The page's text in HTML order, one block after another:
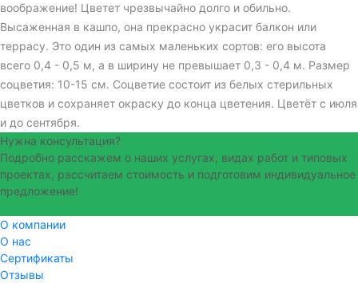
воображение! Цветет чрезвычайно долго и обильно.
Высаженная в кашпо, она прекрасно украсит балкон или
террасу. Это один из самых маленьких сортов: его высота
всего 0,4 - 0,5 м, а в ширину не превышает 0,3 - 0,4 м. Размер
соцветия: 10-15 см. Соцветие состоит из белых стерильных
цветков и сохраняет окраску до конца цветения. Цветёт с июля
и до сентября.
Нужна консультация?
Подробно расскажем о наших услугах, видах работ и типовых
проектах, рассчитаем стоимость и подготовим индивидуальное
предложение!
О компании
О нас
Сертификаты
Отзывы